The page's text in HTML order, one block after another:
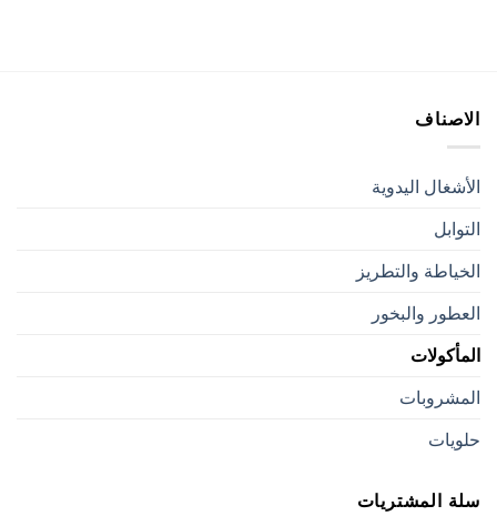
الاصناف
الأشغال اليدوية
التوابل
الخياطة والتطريز
العطور والبخور
المأكولات
المشروبات
حلويات
سلة المشتريات